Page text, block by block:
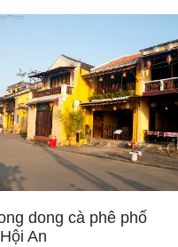
dong cà phê phố
An